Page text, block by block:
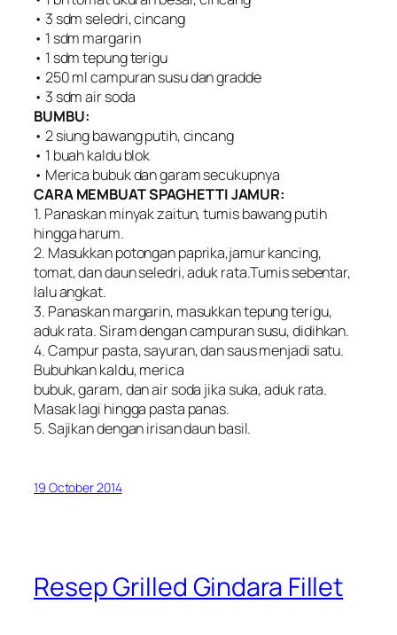
• 3 sdm seledri, cincang
• 1 sdm margarin
• 1 sdm tepung terigu
• 250 ml campuran susu dan gradde
• 3 sdm air soda
BUMBU:
• 2 siung bawang putih, cincang
• 1 buah kaldu blok
• Merica bubuk dan garam secukupnya
CARA MEMBUAT SPAGHETTI JAMUR:
1. Panaskan minyak zaitun, tumis bawang putih
hingga harum.
2. Masukkan potongan paprika,jamur kancing,
tomat, dan daun seledri, aduk rata.Tumis sebentar,
lalu angkat.
3. Panaskan margarin, masukkan tepung terigu,
aduk rata. Siram dengan campuran susu, didihkan.
4. Campur pasta, sayuran, dan saus menjadi satu.
Bubuhkan kaldu, merica
bubuk, garam, dan air soda jika suka, aduk rata.
Masak lagi hingga pasta panas.
5. Sajikan dengan irisan daun basil.
19 October 2014
Resep Grilled Gindara Fillet